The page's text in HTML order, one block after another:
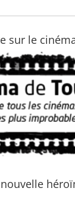
sur le